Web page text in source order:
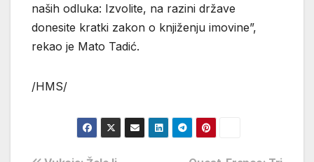
naših odluka: Izvolite, na razini države
donesite kratki zakon o knjiženju imovine”,
rekao je Mato Tadić.
/HMS/